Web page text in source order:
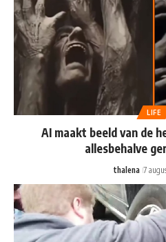
LIFE
AI maakt beeld van de
allesbehalve
thalena 7